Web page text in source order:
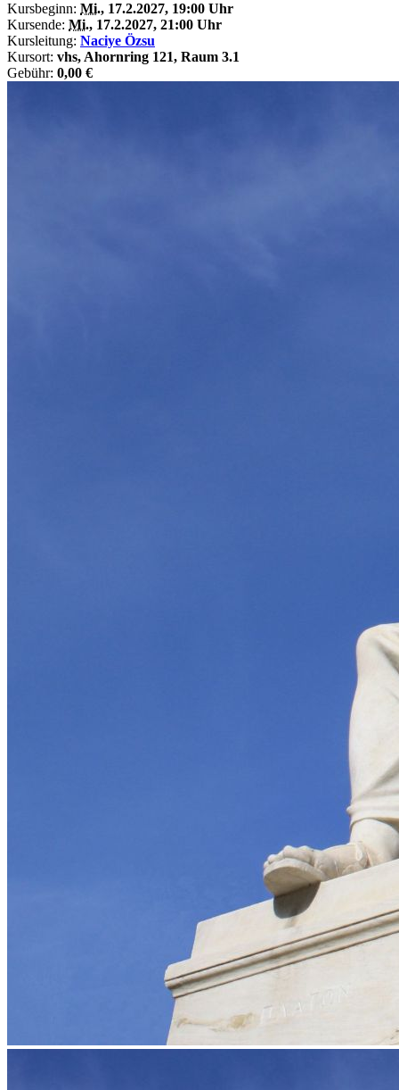
Kursbeginn: Mi., 17.2.2027, 19:00 Uhr
Kursende: Mi., 17.2.2027, 21:00 Uhr
Kursleitung: Naciye Özsu
Kursort: vhs, Ahornring 121, Raum 3.1
Gebühr: 0,00 €